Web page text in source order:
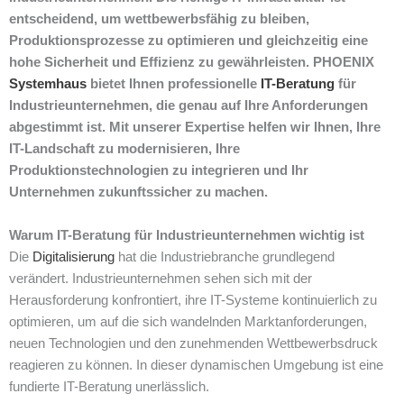
entscheidend, um wettbewerbsfähig zu bleiben,
Produktionsprozesse zu optimieren und gleichzeitig eine
hohe Sicherheit und Effizienz zu gewährleisten. PHOENIX
Systemhaus bietet Ihnen professionelle IT-Beratung für
Industrieunternehmen, die genau auf Ihre Anforderungen
abgestimmt ist. Mit unserer Expertise helfen wir Ihnen, Ihre
IT-Landschaft zu modernisieren, Ihre
Produktionstechnologien zu integrieren und Ihr
Unternehmen zukunftssicher zu machen.
Warum IT-Beratung für Industrieunternehmen wichtig ist
Die Digitalisierung hat die Industriebranche grundlegend
verändert. Industrieunternehmen sehen sich mit der
Herausforderung konfrontiert, ihre IT-Systeme kontinuierlich zu
optimieren, um auf die sich wandelnden Marktanforderungen,
neuen Technologien und den zunehmenden Wettbewerbsdruck
reagieren zu können. In dieser dynamischen Umgebung ist eine
fundierte IT-Beratung unerlässlich.